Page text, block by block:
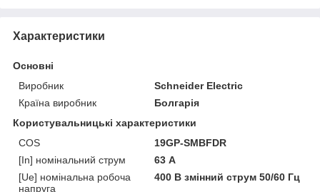
Характеристики
Основні
Виробник
Schneider Electric
Країна виробник
Болгарія
Користувальницькі характеристики
COS
19GP-SMBFDR
[In] номінальний струм
63 А
[Ue] номінальна робоча
напруга
400 В змінний струм 50/60 Гц